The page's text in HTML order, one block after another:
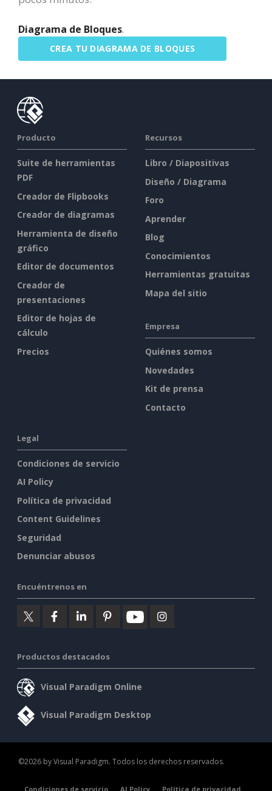
Diagrama de Bloques.
CREA TU DIAGRAMA DE BLOQUES
Producto
Suite de herramientas
PDF
Creador de Flipbooks
Creador de diagramas
Herramienta de diseño
gráfico
Editor de documentos
Creador de
presentaciones
Editor de hojas de
cálculo
Precios
Recursos
Libro / Diapositivas
Diseño / Diagrama
Foro
Aprender
Blog
Conocimientos
Herramientas gratuitas
Mapa del sitio
Empresa
Quiénes somos
Novedades
Kit de prensa
Contacto
Legal
Condiciones de servicio
AI Policy
Política de privacidad
Content Guidelines
Seguridad
Denunciar abusos
Encuéntrenos en
Productos destacados
Visual Paradigm Online
Visual Paradigm Desktop
©2026 by Visual Paradigm. Todos los derechos reservados.
Condiciones de servicio AI Policy Política de privacidad